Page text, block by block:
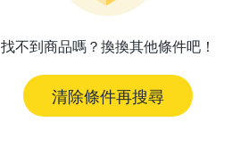
找不到商品嗎？換換其他條件吧！
清除條件再搜尋